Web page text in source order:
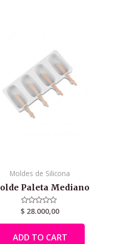
Moldes de Silicona
Paleta Mediano
Rated
0
out
5
$ 28.000,00
ADD TO CART